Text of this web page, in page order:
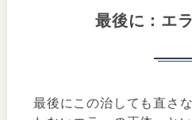
最後に：エ
最後にこの治しても直さ